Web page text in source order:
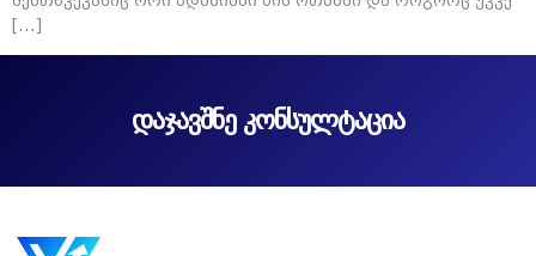
[…]
დაჯავშნე კონსულტაცია